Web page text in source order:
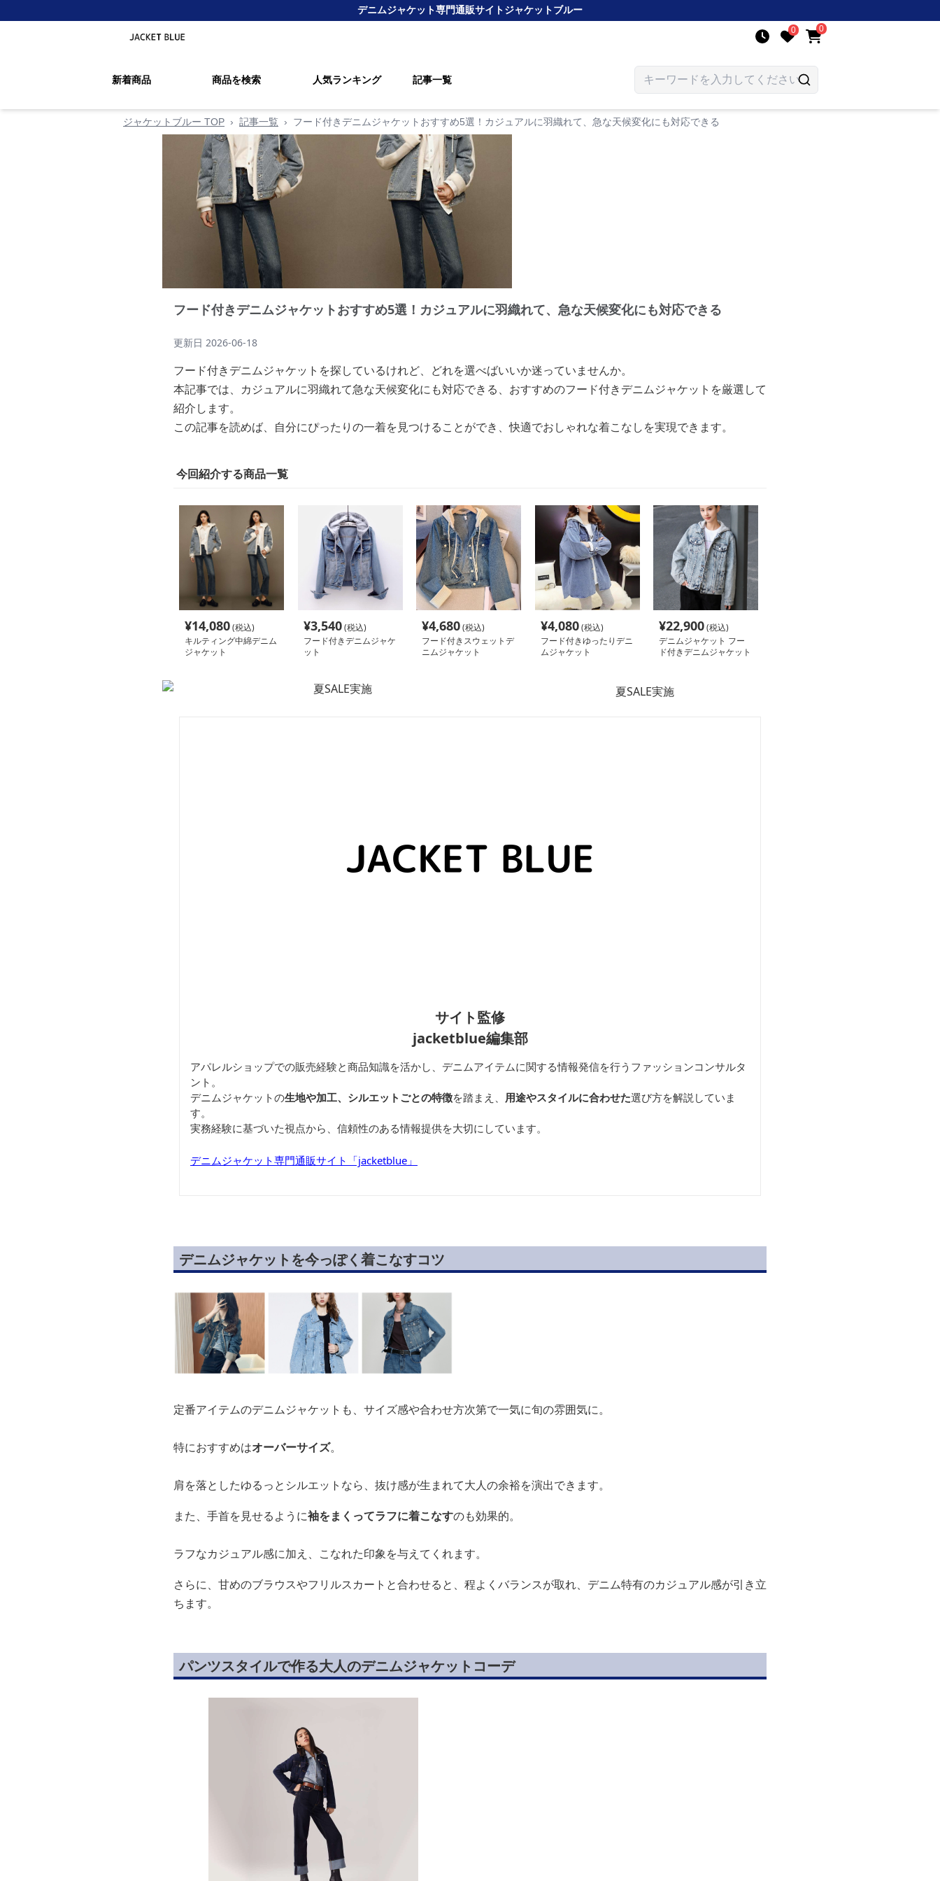
デニムジャケット専門通販サイトジャケットブルー
0 0
新着商品 商品を検索 人気ランキング 記事一覧
ジャケットブルー TOP › 記事一覧 › フード付きデニムジャケットおすすめ5選！カジュアルに羽織れて、急な天候変化にも対応できる
フード付きデニムジャケットおすすめ5選！カジュアルに羽織れて、急な天候変化にも対応できる
更新日 2026-06-18
フード付きデニムジャケットを探しているけれど、どれを選べばいいか迷っていませんか。
本記事では、カジュアルに羽織れて急な天候変化にも対応できる、おすすめのフード付きデニムジャケットを厳選して
紹介します。
この記事を読めば、自分にぴったりの一着を見つけることができ、快適でおしゃれな着こなしを実現できます。
今回紹介する商品一覧
¥14,080(税込)
キルティング中綿デニム
ジャケット
¥3,540(税込)
フード付きデニムジャケ
ット
¥4,680(税込)
フード付きスウェットデ
ニムジャケット
¥4,080(税込)
フード付きゆったりデニ
ムジャケット
¥22,900(税込)
デニムジャケット フー
ド付きデニムジャケット
夏SALE実施
サイト監修
jacketblue編集部
アパレルショップでの販売経験と商品知識を活かし、デニムアイテムに関する情報発信を行うファッションコンサルタ
ント。
デニムジャケットの生地や加工、シルエットごとの特徴を踏まえ、 用途やスタイルに合わせた選び方を解説していま
す。
実務経験に基づいた視点から、信頼性のある情報提供を大切にしています。
デニムジャケット専門通販サイト「jacketblue」
デニムジャケットを今っぽく着こなすコツ
定番アイテムのデニムジャケットも、サイズ感や合わせ方次第で一気に旬の雰囲気に。
特におすすめはオーバーサイズ。
肩を落としたゆるっとシルエットなら、抜け感が生まれて大人の余裕を演出できます。
また、手首を見せるように袖をまくってラフに着こなすのも効果的。
ラフなカジュアル感に加え、こなれた印象を与えてくれます。
さらに、甘めのブラウスやフリルスカートと合わせると、程よくバランスが取れ、デニム特有のカジュアル感が引き立
ちます。
パンツスタイルで作る大人のデニムジャケットコーデ